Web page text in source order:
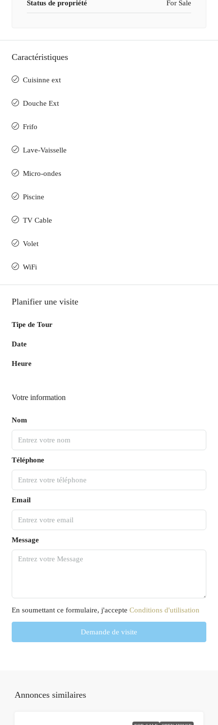
Status de propriété For Sale
Caractéristiques
Cuisinne ext
Douche Ext
Frifo
Lave-Vaisselle
Micro-ondes
Piscine
TV Cable
Volet
WiFi
Planifier une visite
Tipe de Tour
Date
Heure
Votre information
Nom
Téléphone
Email
Message
En soumettant ce formulaire, j'accepte Conditions d'utilisation
Demande de visite
Annonces similaires